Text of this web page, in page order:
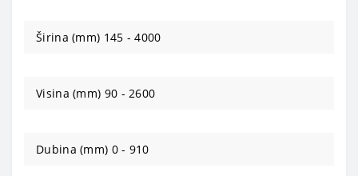
Širina (mm) 145 -4000
Visina (mm) 90 - 2600
Dubina (mm) 0- 910